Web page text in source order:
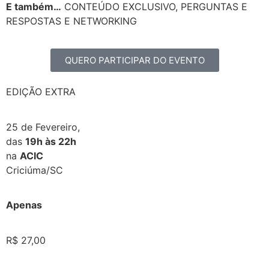
E também… CONTEÚDO EXCLUSIVO, PERGUNTAS E
RESPOSTAS E NETWORKING
QUERO PARTICIPAR DO EVENTO
EDIÇÃO EXTRA
25 de Fevereiro,
das 19h às 22h
na ACIC
Criciúma/SC
Apenas
R$ 27,00